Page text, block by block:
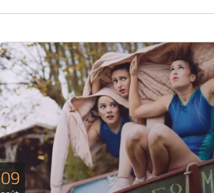
09